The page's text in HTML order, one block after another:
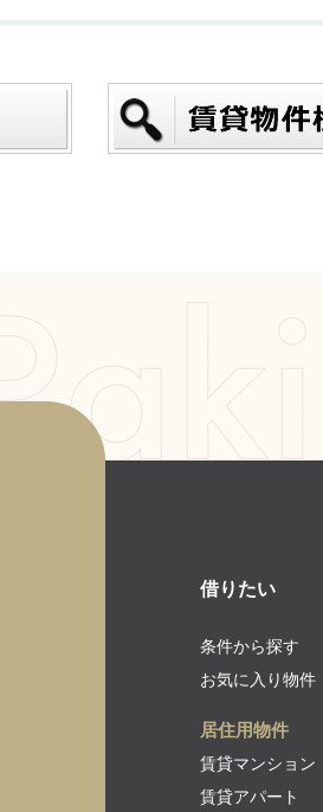
借りたい
条件から探す
お気に入り物件
居住用物件
賃貸マンション
賃貸アパート